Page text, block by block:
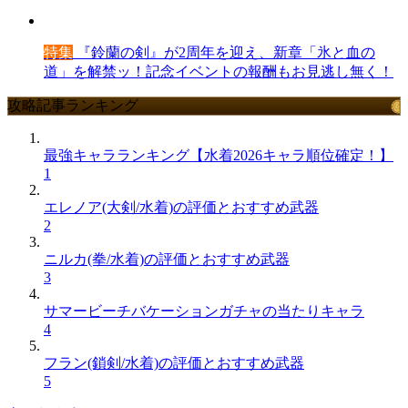
特集 『鈴蘭の剣』が2周年を迎え、新章「氷と血の
道」を解禁ッ！記念イベントの報酬もお見逃し無く！
攻略記事ランキング
最強キャラランキング【水着2026キャラ順位確定！】
1
エレノア(大剣/水着)の評価とおすすめ武器
2
ニルカ(拳/水着)の評価とおすすめ武器
3
サマービーチバケーションガチャの当たりキャラ
4
フラン(鎖剣/水着)の評価とおすすめ武器
5